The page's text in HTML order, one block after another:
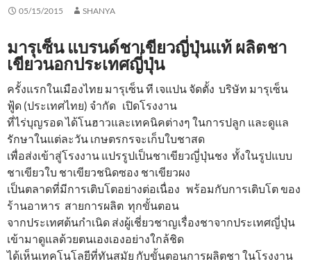
05/15/2015 SHANYA
มารุเซ็น แบรนด์ชาเขียวญี่ปุ่นแท้ ผลิตชา
เขียวนอกประเทศญี่ปุ่น
ครั้งแรกในเมืองไทย มารุเซ็น ที เจแปน จัดตั้ง บริษัท มารุเซ็น
ฟู้ด (ประเทศไทย) จำกัด เปิดโรงงาน
ที่ไร่บุญรอด ได้โนฮาวและเทคนิคต่างๆ ในการปลูก และดูแล
รักษาในแต่ละวัน เกษตรกรจะเก็บใบชาสด
เพื่อส่งเข้าสู่โรงงาน แปรรูปเป็นชาเขียวญี่ปุ่นชง ทั้งในรูปแบบ
ชาเขียวใบ ชาเขียวชนิดซอง ชาเขียวผง
เป็นตลาดที่มีการเติบโตอย่างต่อเนื่อง พร้อมกับการเติบโต ของ
ร้านอาหาร สายการผลิต ทุกขั้นตอน
จากประเทศต้นกำเนิด ส่งผู้เชี่ยวชาญเรื่องชาจากประเทศญี่ปุ่น
เข้ามาดูแลด้วยตนเองเองอย่างใกล้ชิด
ได้เห็นเทคโนโลยีที่ทันสมัย กับขั้นตอนการผลิตชา ในโรงงาน